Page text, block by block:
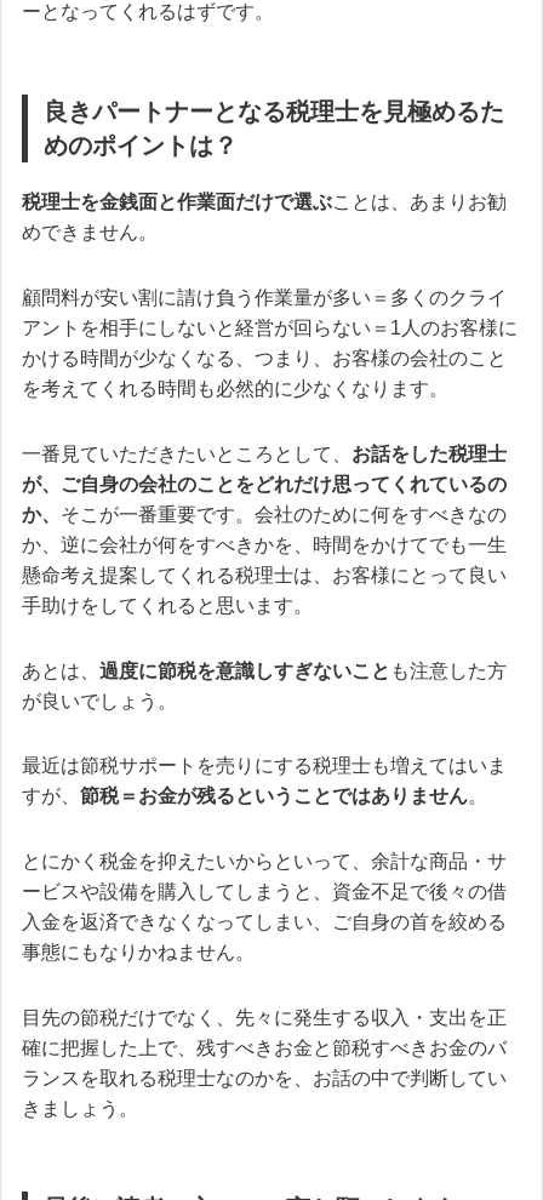
ーとなってくれるはずです。
良きパートナーとなる税理士を見極めるた
めのポイントは？
税理士を金銭面と作業面だけで選ぶことは、あまりお勧
めできません。
顧問料が安い割に請け負う作業量が多い＝多くのクライ
アントを相手にしないと経営が回らない＝1人のお客様に
かける時間が少なくなる、つまり、お客様の会社のこと
を考えてくれる時間も必然的に少なくなります。
一番見ていただきたいところとして、 お話をした税理士
が、ご自身の会社のことをどれだけ思ってくれているの
か、 そこが一番重要です。会社のために何をすべきなの
か、逆に会社が何をすべきかを、時間をかけてでも一生
懸命考え提案してくれる税理士は、お客様にとって良い
手助けをしてくれると思います。
あとは、 過度に節税を意識しすぎないこと も注意した方
が良いでしょう。
最近は節税サポートを売りにする税理士も増えてはいま
すが、 節税＝お金が残るということではありません。
とにかく税金を抑えたいからといって、余計な商品・サ
ービスや設備を購入してしまうと、資金不足で後々の借
入金を返済できなくなってしまい、ご自身の首を絞める
事態にもなりかねません。
目先の節税だけでなく、先々に発生する収入・支出を正
確に把握した上で、残すべきお金と節税すべきお金のバ
ランスを取れる税理士なのかを、お話の中で判断してい
きましょう。